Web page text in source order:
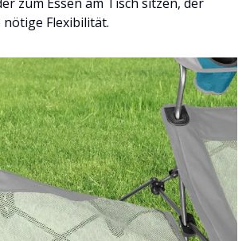
Flexibilität.